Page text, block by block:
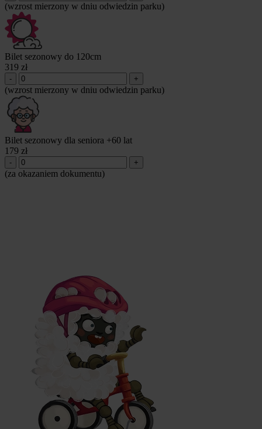
(wzrost mierzony w dniu odwiedzin parku)
Bilet sezonowy do 120cm
319 zł
- +
(wzrost mierzony w dniu odwiedzin parku)
Bilet sezonowy dla seniora +60 lat
179 zł
- +
(za okazaniem dokumentu)